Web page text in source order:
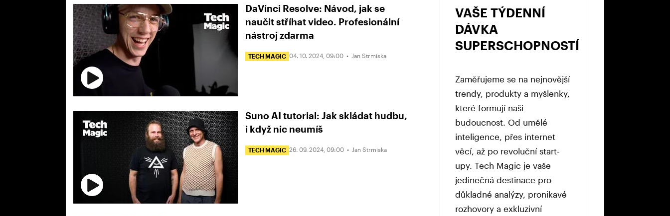
DaVinci Resolve: Návod, jak se
naučit stříhat video. Profesionální
nástroj zdarma
TECH MAGIC 04. 10. 2024, 09:00 • Jan Strmiska
Suno AI tutorial: Jak skládat hudbu,
i když nic neumíš
TECH MAGIC 26. 09. 2024, 09:00 • Jan Strmiska
VAŠE TÝDENNÍ
DÁVKA
SUPERSCHOPNOSTÍ
Zaměřujeme se na nejnovější
trendy, produkty a myšlenky,
které formují naši
budoucnost. Od umělé
inteligence, přes internet
věcí, až po revoluční start-
upy. Tech Magic je vaše
jedinečná destinace pro
důkladné analýzy, pronikavé
rozhovory a exkluzivní